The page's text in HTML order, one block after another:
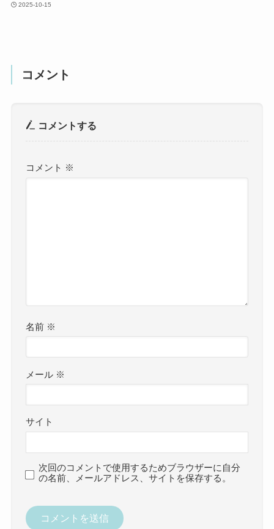
2025-10-15
コメント
コメントする
コメント ※
名前 ※
メール ※
サイト
次回のコメントで使用するためブラウザーに自分
の名前、メールアドレス、サイトを保存する。